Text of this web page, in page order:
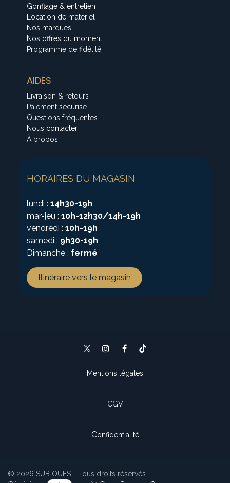
Gonflage & entretien
Location de matériel
Nos marques
Nos offres du moment
Programme de fidélité
AIDES
Livraison & retours
Paiement sécurisé
Questions fréquentes
Nous contacter
À propos
HORAIRES DU MAGASIN
lundi :14h30-19h
mar-jeu :10h-12h30/14h-19h
vendredi :10h-19h
samedi : 9h30-19h
Dimanche : fermé
Itinéraire vers le magasin
Mentions légales
CGV
Confidentialité
© 2026 SUB OUEST. Tous droits réservés.